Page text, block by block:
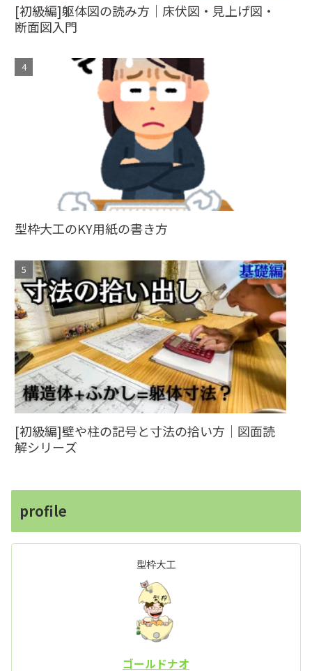
[初級編]躯体図の読み方｜床伏図・見上げ図・
断面図入門
型枠大工のKY用紙の書き方
[初級編]壁や柱の記号と寸法の拾い方｜図面読
解シリーズ
profile
型枠大工
ゴールドナオ